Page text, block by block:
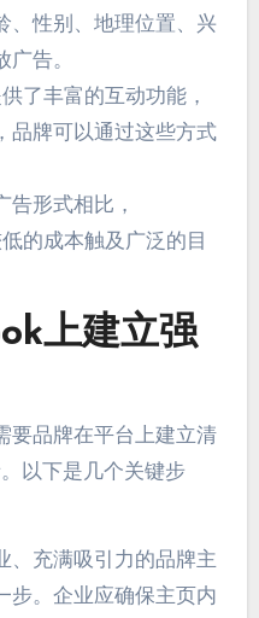
、性别、地理位置、兴
告。
了丰富的互动功能，
品牌可以通过这些方式
告形式相比，
的成本触及广泛的目
上建立强
要品牌在平台上建立清
以下是几个关键步
、充满吸引力的品牌主
步。企业应确保主页内